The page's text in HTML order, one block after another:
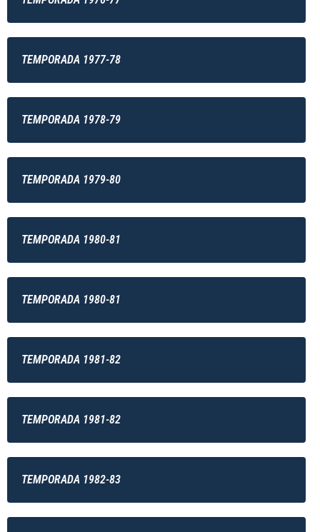
TEMPORADA 1977-78
TEMPORADA 1978-79
TEMPORADA 1979-80
TEMPORADA 1980-81
TEMPORADA 1980-81
TEMPORADA 1981-82
TEMPORADA 1981-82
TEMPORADA 1982-83